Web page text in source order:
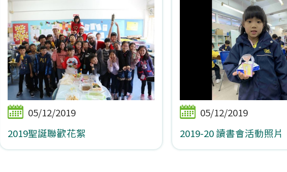
05/12/2019
2019聖誕聯歡花絮
05/12/2019
2019-20 讀書會活動照片